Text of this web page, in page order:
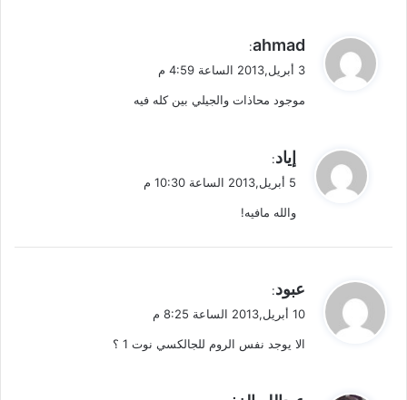
ي
ق
ل
ahmad
:
3 أبريل,2013 الساعة 4:59 م
موجود محاذات والجيلي بين كله فيه
ي
ق
ل
إياد:
5 أبريل,2013 الساعة 10:30 م
والله مافيه!
ي
ق
ل
عبود:
10 أبريل,2013 الساعة 8:25 م
الا يوجد نفس الروم للجالكسي نوت 1 ؟